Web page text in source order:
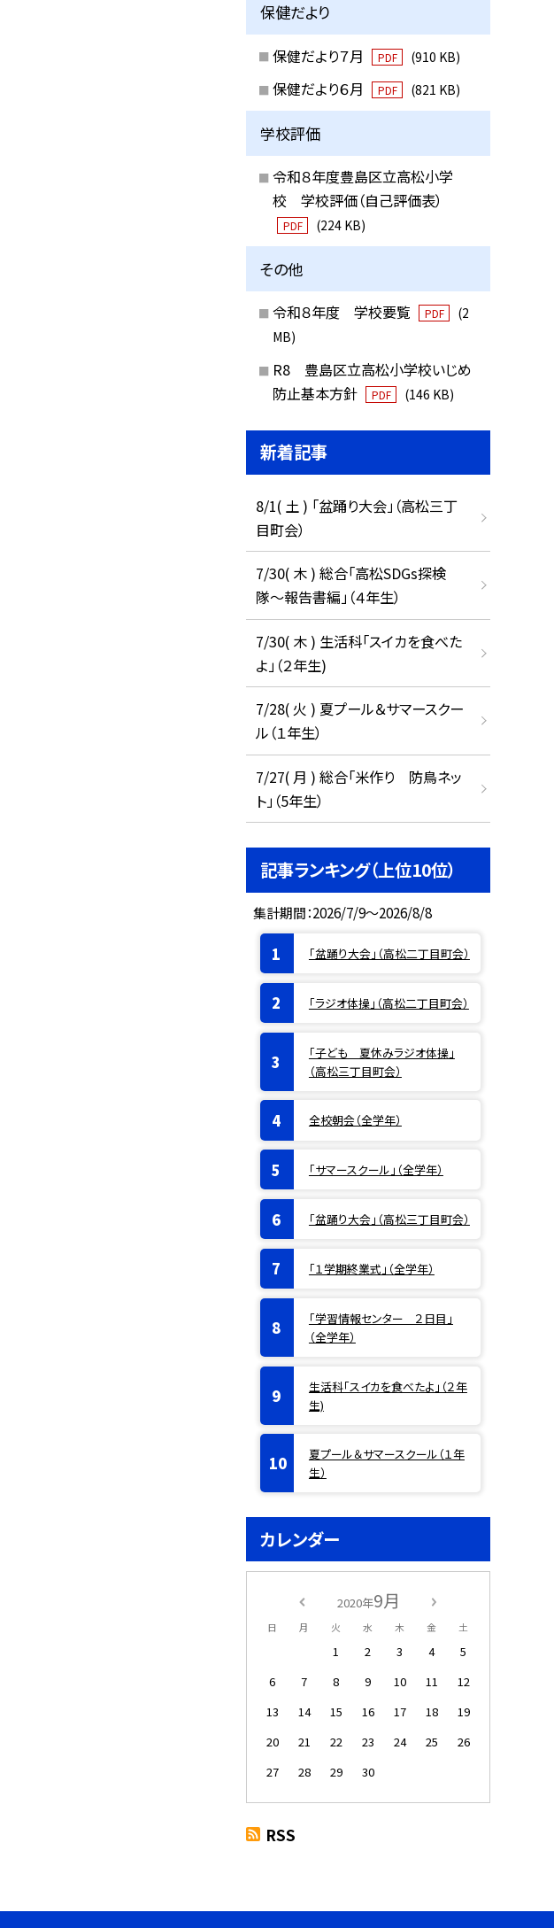
保健だより
保健だより７月 PDF (910 KB)
保健だより６月 PDF (821 KB)
学校評価
令和８年度豊島区立高松小学
校 学校評価（自己評価表）
PDF (224 KB)
その他
令和８年度 学校要覧 PDF
(2
MB)
R8 豊島区立高松小学校いじめ
防止基本方針
PDF (146 KB)
新着記事
8/1( 土 ) 「盆踊り大会」（高松三丁
目町会）
7/30( 木 ) 総合「高松SDGs探検
隊〜報告書編」（４年生）
7/30( 木 ) 生活科「スイカを食べた
よ」（２年生)
7/28( 火 ) 夏プール＆サマースクー
ル（１年生）
7/27( 月 ) 総合「米作り 防鳥ネッ
ト」（5年生）
記事ランキング（上位10位）
集計期間：2026/7/9～2026/8/8
「盆踊り大会」（高松二丁目町会）
「ラジオ体操」（高松二丁目町会）
「子ども 夏休みラジオ体操」
（高松三丁目町会）
全校朝会（全学年）
「サマースクール」（全学年）
「盆踊り大会」（高松三丁目町会）
「１学期終業式」（全学年）
「学習情報センター ２日目」
（全学年）
生活科「スイカを食べたよ」（２年
生)
夏プール＆サマースクール（１年
生）
カレンダー
2020年9月
日 月 火 水 木 金 土
1 2 3 4
5
6
7 8 9 10 11
12
13
14 15 16 17 18
19
20
21 22 23 24 25
26
27
28 29 30
RSS